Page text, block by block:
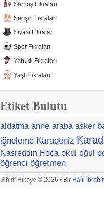
Sarhoş Fıkraları
Sarışın Fıkraları
Siyasi Fıkralar
Spor Fıkraları
Yahudi Fıkraları
Yaşlı Fıkraları
Etiket Bulutu
aldatma anne araba asker
iğneleme Karadeniz
Nasreddin Hoca okul oğul
öğrenci öğretmen
Sihirli Hikaye © 2026 • Bir Halil